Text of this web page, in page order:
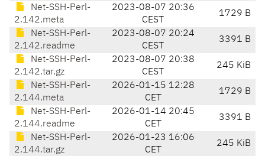
Net-SSH-Perl-
2.142.meta
2023-08-07 20:36
CEST
1729 B
Net-SSH-Perl-
2.142.readme
2023-08-07 20:24
CEST
3391 B
Net-SSH-Perl-
2.142.tar.gz
2023-08-07 20:38
CEST
245 KiB
Net-SSH-Perl-
2.144.meta
2026-01-15 12:28
CET
1729 B
Net-SSH-Perl-
2.144.readme
2026-01-14 20:45
CET
3391 B
Net-SSH-Perl-
2.144.tar.gz
2026-01-23 16:06
CET
245 KiB